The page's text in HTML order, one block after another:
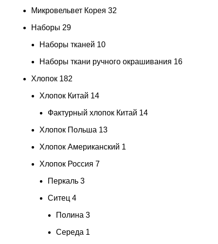
Микровельвет Корея 32
Наборы 29
Наборы тканей 10
Наборы ткани ручного окрашивания 16
Хлопок 182
Хлопок Китай 14
Фактурный хлопок Китай 14
Хлопок Польша 13
Хлопок Американский 1
Хлопок Россия 7
Перкаль 3
Ситец 4
Полина 3
Середа 1